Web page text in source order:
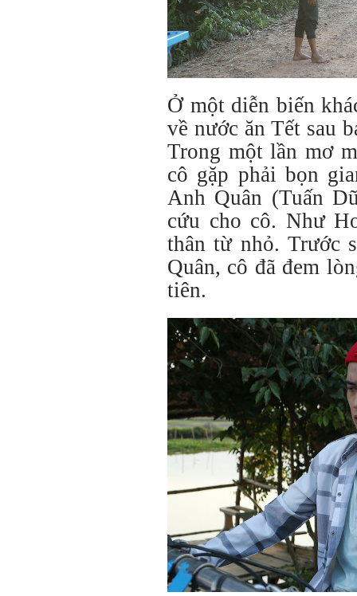
Ở một diễn biến
về nước ăn Tết sau
Trong một lần mơ
cô gặp phải bọn
Anh Quân (Tuấn
cứu cho cô. Như
thân từ nhỏ. Trước
Quân, cô đã đem
tiên.